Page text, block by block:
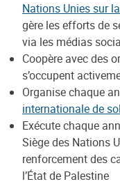
Nations Unies sur
gère les efforts de
via les médias
Coopère avec des
s’occupent
Organise chaque
internationale de
Exécute chaque
Siège des Nations
renforcement des
l’État de Palestine